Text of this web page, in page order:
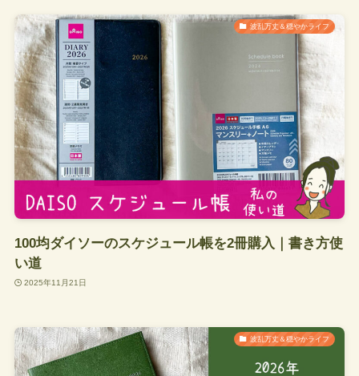
波乱万丈＆穏やかライフ
100均ダイソーのスケジュール帳を2冊購入｜書き方使
い道
2025年11月21日
波乱万丈＆穏やかライフ